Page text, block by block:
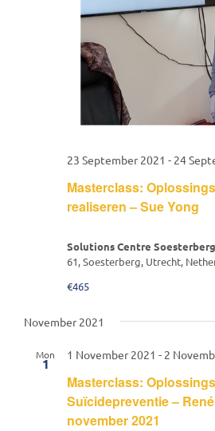
Masterclass:
realiseren – Sue Yong
23 September 2021 - 24
Solutions Centre Soesterberg
61, Soesterberg, Utrecht,
€465
November 2021
Mon
1
Masterclass:
Suïcidepreventie –
november 2021
1 November 2021 - 2